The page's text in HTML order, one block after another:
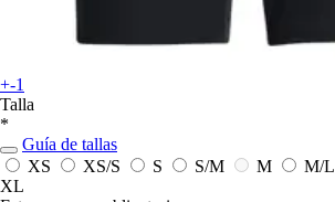
+-1
Talla
*
Guía de tallas
XS
XS/S S S/M M M/L
XL